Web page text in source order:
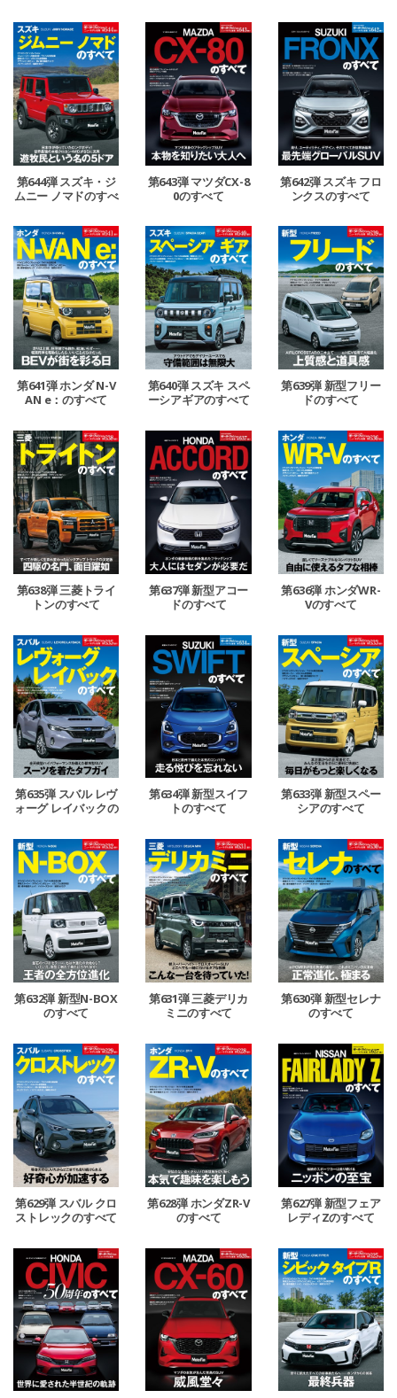
第644弾 スズキ・ジ
ムニー ノマドのすべ
第643弾 マツダCX-8
0のすべて
第642弾 スズキ フロ
ンクスのすべて
第641弾 ホンダ N-V
AN e：のすべて
第640弾 スズキ スペ
ーシアギアのすべて
第639弾 新型フリー
ドのすべて
第638弾 三菱トライ
トンのすべて
第637弾 新型アコー
ドのすべて
第636弾 ホンダWR-
Vのすべて
第635弾 スバル レヴ
ォーグ レイバックの
第634弾 新型スイフ
トのすべて
第633弾 新型スペー
シアのすべて
第632弾 新型N-BOX
のすべて
第631弾 三菱デリカ
ミニのすべて
第630弾 新型セレナ
のすべて
第629弾 スバル クロ
ストレックのすべて
第628弾 ホンダZR-V
のすべて
第627弾 新型フェア
レディZのすべて